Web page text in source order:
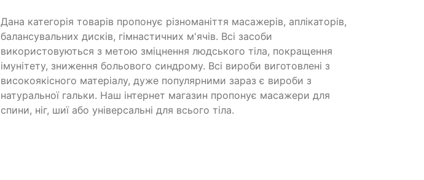
Дана категорія товарів пропонує різноманіття масажерів, аплікаторів,
балансувальних дисків, гімнастичних м'ячів. Всі засоби
використовуються з метою зміцнення людського тіла, покращення
імунітету, зниження больового синдрому. Всі вироби виготовлені з
високоякісного матеріалу, дуже популярними зараз є вироби з
натуральної гальки. Наш інтернет магазин пропонує масажери для
спини, ніг, шиї або універсальні для всього тіла.